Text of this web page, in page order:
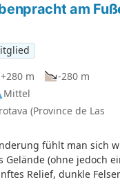
am
+280 m
-280 m
Mittel
(Province de Las
fühlt man sich
Gelände (ohne jedoch
Relief, dunkle